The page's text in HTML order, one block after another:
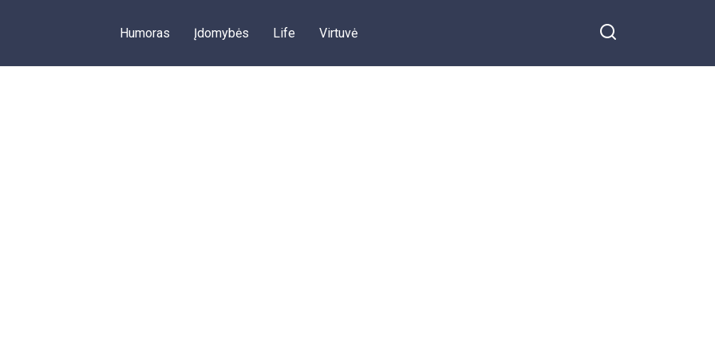
Humoras Įdomybės Life Virtuvė